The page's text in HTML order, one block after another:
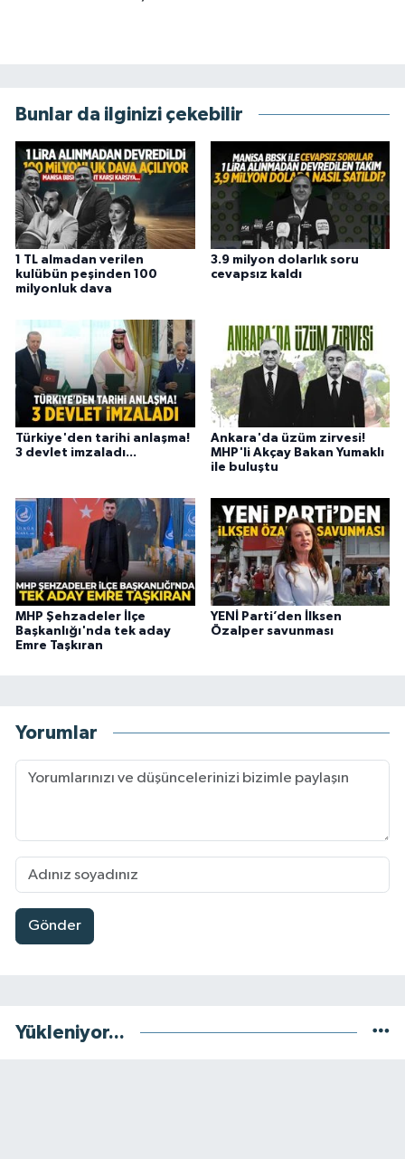
Bunlar da ilginizi çekebilir
1 TL almadan verilen
kulübün peşinden 100
milyonluk dava
3.9 milyon dolarlık soru
cevapsız kaldı
Türkiye'den tarihi anlaşma!
3 devlet imzaladı...
Ankara'da üzüm zirvesi!
MHP'li Akçay Bakan Yumaklı
ile buluştu
MHP Şehzadeler İlçe
Başkanlığı'nda tek aday
Emre Taşkıran
YENİ Parti’den İlksen
Özalper savunması
Yorumlar
Gönder
Yükleniyor...